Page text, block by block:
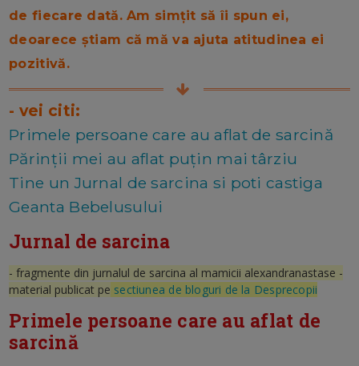
de fiecare dată. Am simțit să îi spun ei,
deoarece știam că mă va ajuta atitudinea ei
pozitivă.
- vei citi:
Primele persoane care au aflat de sarcină
Părinții mei au aflat puțin mai târziu
Tine un Jurnal de sarcina si poti castiga
Geanta Bebelusului
Jurnal de sarcina
- fragmente din jurnalul de sarcina al mamicii alexandranastase -
material publicat pe sectiunea de bloguri de la Desprecopii
Primele persoane care au aflat de
sarcină